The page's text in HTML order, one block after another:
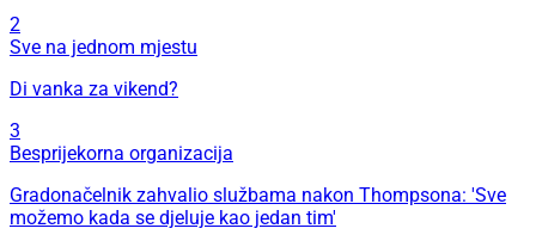
2
Sve na jednom mjestu
Di vanka za vikend?
3
Besprijekorna organizacija
Gradonačelnik zahvalio službama nakon Thompsona: 'Sve
možemo kada se djeluje kao jedan tim'